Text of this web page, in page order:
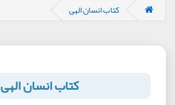
کتاب انسان الهی
کتاب انسان الهی